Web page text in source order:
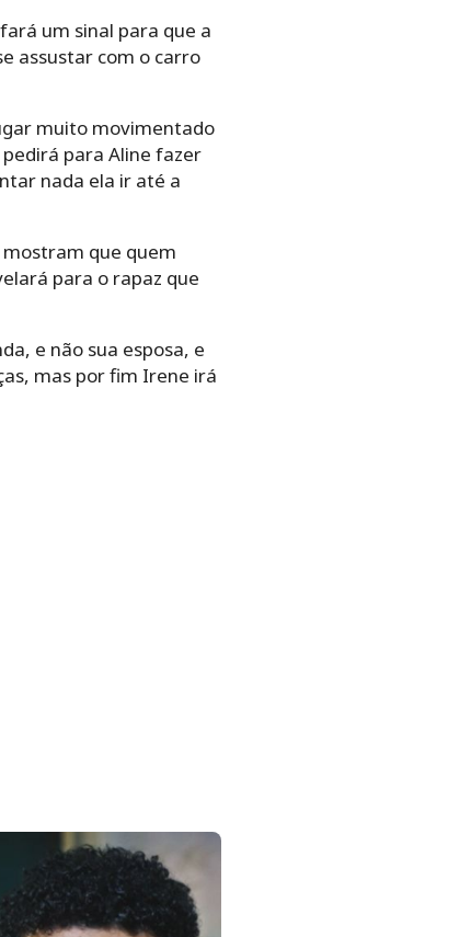
um sinal para que a
assustar com o carro
muito movimentado
para Aline fazer
nada ela ir até a
mostram que quem
para o rapaz que
e não sua esposa, e
mas por fim Irene irá